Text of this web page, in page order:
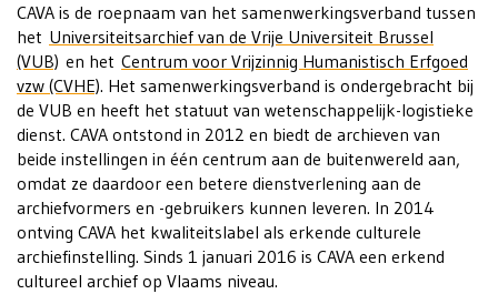
CAVA is de roepnaam van het samenwerkingsverband tussen
het Universiteitsarchief van de Vrije Universiteit Brussel
(VUB) en het Centrum voor Vrijzinnig Humanistisch Erfgoed
vzw (CVHE). Het samenwerkingsverband is ondergebracht bij
de VUB en heeft het statuut van wetenschappelijk-logistieke
dienst. CAVA ontstond in 2012 en biedt de archieven van
beide instellingen in één centrum aan de buitenwereld aan,
omdat ze daardoor een betere dienstverlening aan de
archiefvormers en -gebruikers kunnen leveren. In 2014
ontving CAVA het kwaliteitslabel als erkende culturele
archiefinstelling. Sinds 1 januari 2016 is CAVA een erkend
cultureel archief op Vlaams niveau.